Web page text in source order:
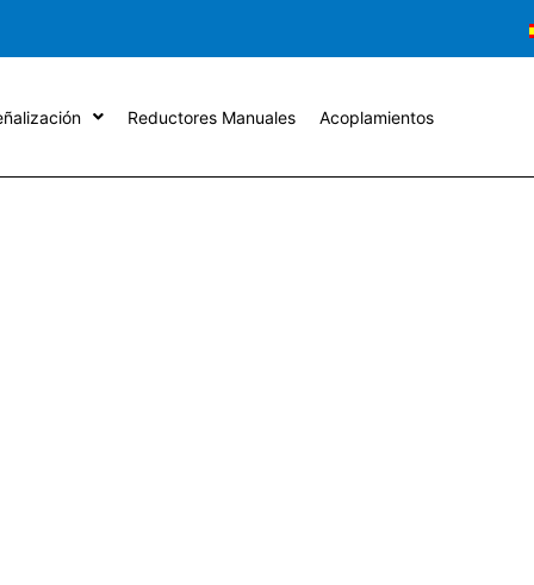
Reductores Manuales Acoplamientos